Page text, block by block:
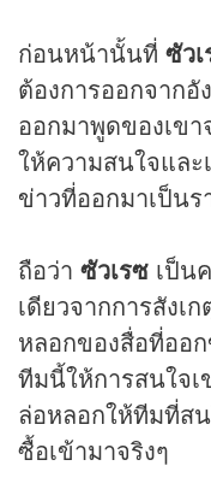
ก่อนหน้านั้นที่ ซัว
ต้องการออกจากอั
ออกมาพูดของเข
ให้ความสนใจและ
ข่าวที่ออกมาเป็นร
ถือว่า ซัวเรซ เป็น
เดียวจากการสังเ
หลอกของสื่อที่ออ
ทีมนี้ให้การสนใจเ
ล่อหลอกให้ทีมที่ส
ซื้อเข้ามาจริงๆ